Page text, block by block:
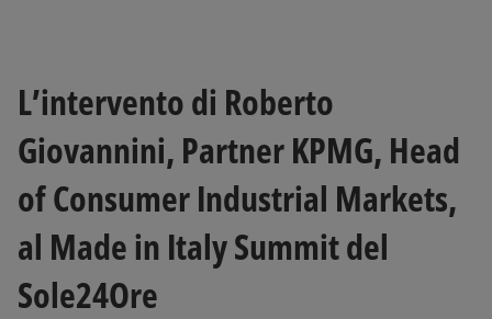
L’intervento di Roberto
Giovannini, Partner KPMG, Head
of Consumer Industrial Markets,
al Made in Italy Summit del
Sole24Ore